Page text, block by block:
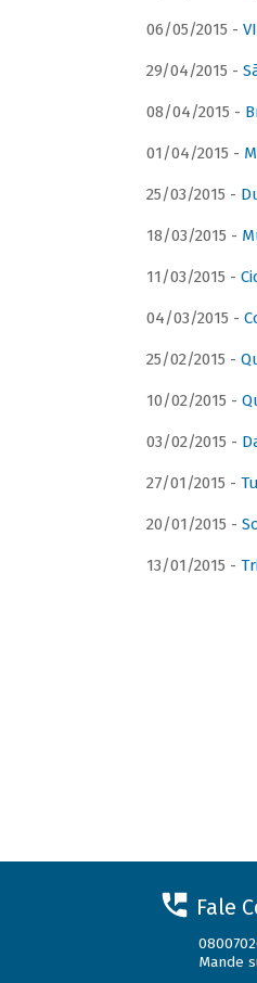
06/05/2015 -
29/04/2015 -
08/04/2015 -
01/04/2015 -
25/03/2015 -
18/03/2015 -
11/03/2015 -
04/03/2015 -
25/02/2015 -
10/02/2015 -
03/02/2015 -
27/01/2015 -
20/01/2015 -
13/01/2015 -
Fale
Mande